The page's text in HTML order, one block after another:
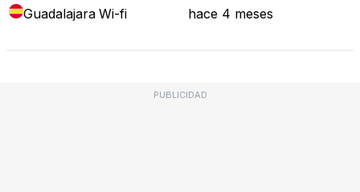
Guadalajara Wi-fi hace 4 meses
PUBLICIDAD